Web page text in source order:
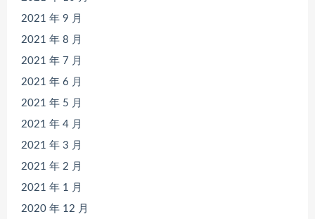
2021 年 9 月
2021 年 8 月
2021 年 7 月
2021 年 6 月
2021 年 5 月
2021 年 4 月
2021 年 3 月
2021 年 2 月
2021 年 1 月
2020 年 12 月